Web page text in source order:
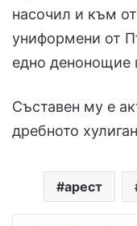
насочил и към
униформени от
едно денонощие
Съставен му е
дребното
арест